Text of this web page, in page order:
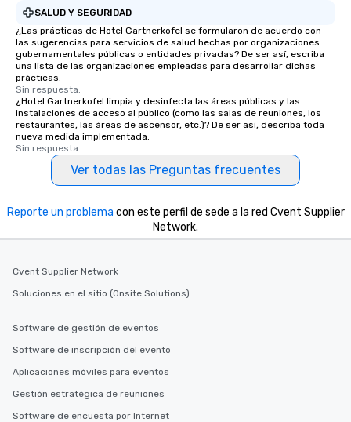
SALUD Y SEGURIDAD
¿Las prácticas de Hotel Gartnerkofel se formularon de acuerdo con
las sugerencias para servicios de salud hechas por organizaciones
gubernamentales públicas o entidades privadas? De ser así, escriba
una lista de las organizaciones empleadas para desarrollar dichas
prácticas.
Sin respuesta.
¿Hotel Gartnerkofel limpia y desinfecta las áreas públicas y las
instalaciones de acceso al público (como las salas de reuniones, los
restaurantes, las áreas de ascensor, etc.)? De ser así, describa toda
nueva medida implementada.
Sin respuesta.
Ver todas las Preguntas frecuentes
Reporte un problema con este perfil de sede a la red Cvent Supplier
Network.
Cvent Supplier Network
Soluciones en el sitio (Onsite Solutions)
Software de gestión de eventos
Software de inscripción del evento
Aplicaciones móviles para eventos
Gestión estratégica de reuniones
Software de encuesta por Internet